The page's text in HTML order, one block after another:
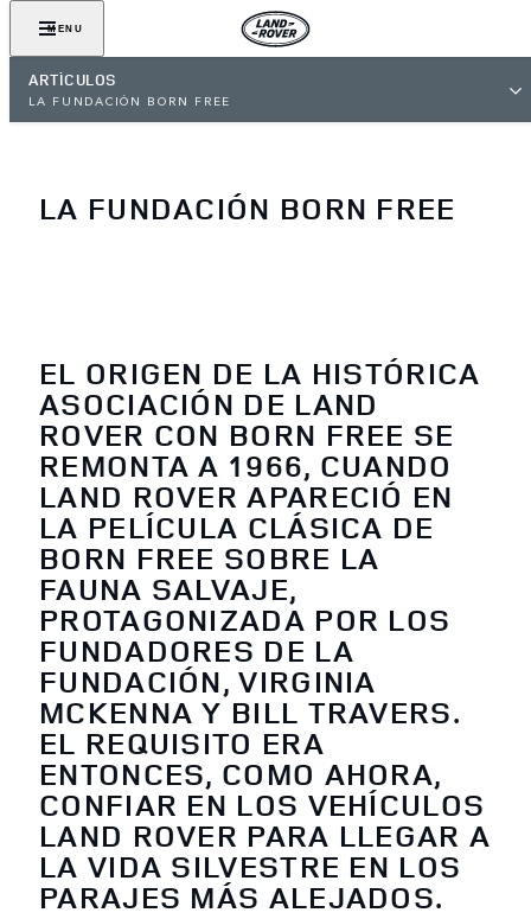
MENU
ARTÍCULOS
LA FUNDACIÓN BORN FREE
LA FUNDACIÓN BORN FREE
EL ORIGEN DE LA HISTÓRICA
ASOCIACIÓN DE LAND
ROVER CON BORN FREE SE
REMONTA A 1966, CUANDO
LAND ROVER APARECIÓ EN
LA PELÍCULA CLÁSICA DE
BORN FREE SOBRE LA
FAUNA SALVAJE,
PROTAGONIZADA POR LOS
FUNDADORES DE LA
FUNDACIÓN, VIRGINIA
MCKENNA Y BILL TRAVERS.
EL REQUISITO ERA
ENTONCES, COMO AHORA,
CONFIAR EN LOS VEHÍCULOS
LAND ROVER PARA LLEGAR A
LA VIDA SILVESTRE EN LOS
PARAJES MÁS ALEJADOS.